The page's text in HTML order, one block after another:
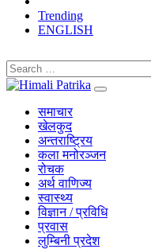
Trending
ENGLISH
समाचार
खेलकुद
अन्तराष्ट्रिय
कला मनोरञ्जन
रोचक
अर्थ वाणिज्य
स्वास्थ्य
विज्ञान / प्रविधि
प्रवास
लुम्बिनी प्रदेश